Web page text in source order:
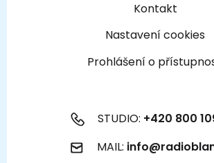
Kontakt
Nastavení cookies
Prohlášení o
STUDIO: +420 800
MAIL: